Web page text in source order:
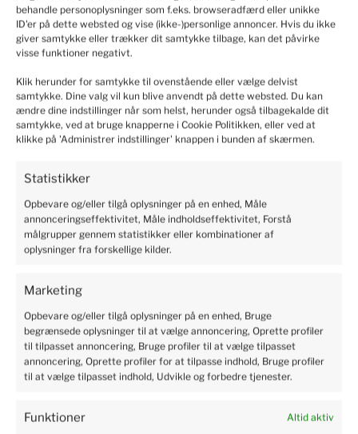
behandle personoplysninger som f.eks. browseradfærd eller unikke
ID'er på dette websted og vise (ikke-)personlige annoncer. Hvis du ikke
giver samtykke eller trækker dit samtykke tilbage, kan det påvirke
visse funktioner negativt.
Klik herunder for samtykke til ovenstående eller vælge delvist
samtykke. Dine valg vil kun blive anvendt på dette websted. Du kan
ændre dine indstillinger når som helst, herunder også tilbagekalde dit
samtykke, ved at bruge knapperne i Cookie Politikken, eller ved at
klikke på 'Administrer indstillinger' knappen i bunden af skærmen.
Statistikker
Opbevare og/eller tilgå oplysninger på en enhed, Måle
annonceringseffektivitet, Måle indholdseffektivitet, Forstå
målgrupper gennem statistikker eller kombinationer af
oplysninger fra forskellige kilder.
Marketing
Opbevare og/eller tilgå oplysninger på en enhed, Bruge
begrænsede oplysninger til at vælge annoncering, Oprette profiler
til tilpasset annoncering, Bruge profiler til at vælge tilpasset
annoncering, Oprette profiler for at tilpasse indhold, Bruge profiler
til at vælge tilpasset indhold, Udvikle og forbedre tjenester.
Funktioner Altid aktiv
Customers reviews
How do we collect reviews?
Marianne
5
2024-06-10
Kristian
Professional service, shopping is pure pleasure. I'm very
and sound. There is no need to worry. Excellent protection
of the parcel.
2024-06-04
4
4
Susanne